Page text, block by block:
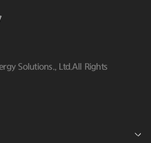
Solutions., Ltd.All Rights